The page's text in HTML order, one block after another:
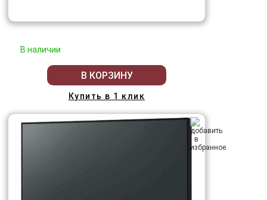
В наличии
В КОРЗИНУ
Купить в 1 клик